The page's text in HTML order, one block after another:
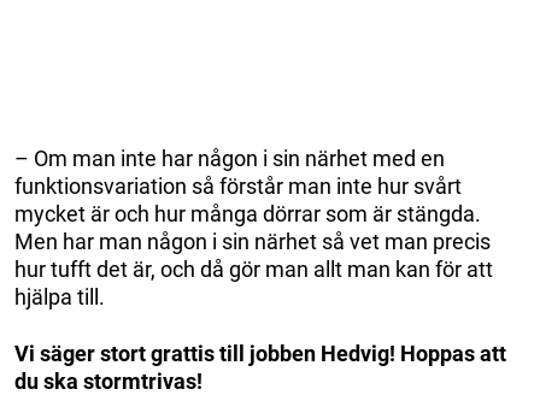
– Om man inte har någon i sin närhet med en
funktionsvariation så förstår man inte hur svårt
mycket är och hur många dörrar som är stängda.
Men har man någon i sin närhet så vet man precis
hur tufft det är, och då gör man allt man kan för att
hjälpa till.
Vi säger stort grattis till jobben Hedvig! Hoppas att
du ska stormtrivas!